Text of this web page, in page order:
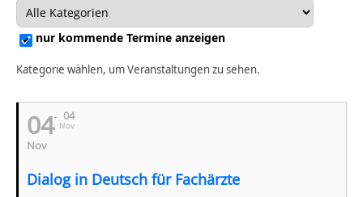
nur kommende Termine anzeigen
Kategorie wählen, um Veranstaltungen zu sehen.
04
Nov
04
Nov
Dialog in Deutsch für Fachärzte